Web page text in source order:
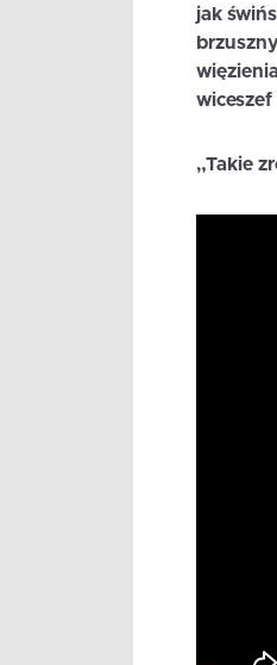
jak
wiceszef
„Takie